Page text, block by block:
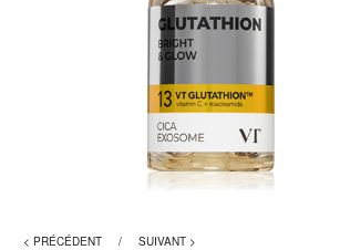
< PRÉCÉDENT / SUIVANT >